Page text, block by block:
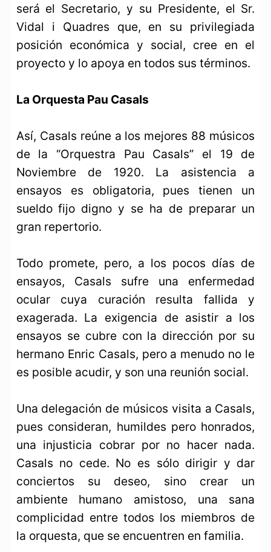
será el Secretario, y su Presidente, el Sr.
Vidal i Quadres que, en su privilegiada
posición económica y social, cree en el
proyecto y lo apoya en todos sus términos.
La Orquesta Pau Casals
Así, Casals reúne a los mejores 88 músicos
de la “Orquestra Pau Casals” el 19 de
Noviembre de 1920. La asistencia a
ensayos es obligatoria, pues tienen un
sueldo fijo digno y se ha de preparar un
gran repertorio.
Todo promete, pero, a los pocos días de
ensayos, Casals sufre una enfermedad
ocular cuya curación resulta fallida y
exagerada. La exigencia de asistir a los
ensayos se cubre con la dirección por su
hermano Enric Casals, pero a menudo no le
es posible acudir, y son una reunión social.
Una delegación de músicos visita a Casals,
pues consideran, humildes pero honrados,
una injusticia cobrar por no hacer nada.
Casals no cede. No es sólo dirigir y dar
conciertos su deseo, sino crear un
ambiente humano amistoso, una sana
complicidad entre todos los miembros de
la orquesta, que se encuentren en familia.